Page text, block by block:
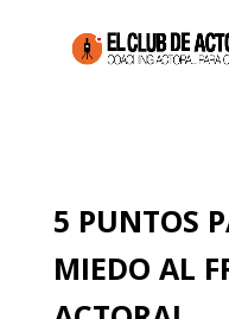
5 PUNTOS
MIEDO AL